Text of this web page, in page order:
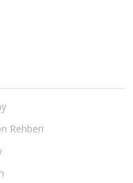
Rehberi